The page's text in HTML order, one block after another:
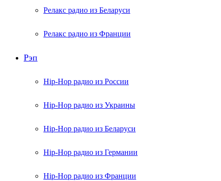
Релакс радио из Беларуси
Релакс радио из Франции
Рэп
Hip-Hop радио из России
Hip-Hop радио из Украины
Hip-Hop радио из Беларуси
Hip-Hop радио из Германии
Hip-Hop радио из Франции